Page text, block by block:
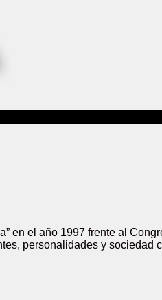
en el año 1997 frente al
personalidades y sociedad